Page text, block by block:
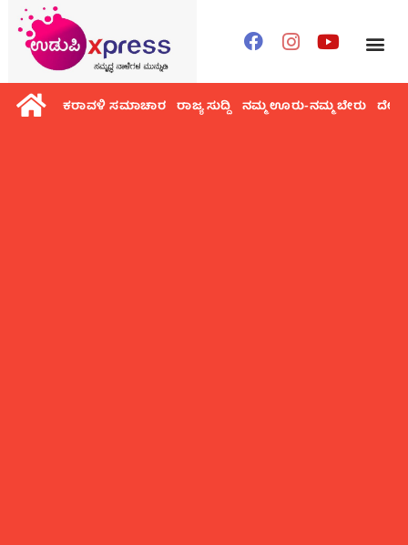
ಕರಾವಳಿ ಸಮಾಚಾರ ರಾಜ್ಯ ಸುದ್ದಿ ನಮ್ಮ ಊರು-ನಮ್ಮ ಬೇರು ದೇಶ